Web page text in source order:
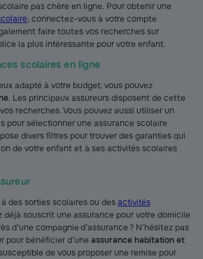
pas chère en ligne. Pour obtenir une
, connectez-vous à votre compte
faire toutes vos recherches sur
la plus intéressante pour votre enfant.
scolaires en ligne
adapté à votre budget, vous pouvez
. Les principaux assureurs disposent de cette
recherches. Vous pouvez aussi utiliser un
pour sélectionner une assurance scolaire
divers filtres pour trouver des garanties qui
de votre enfant et à ses activités scolaires
des sorties scolaires ou desactivités
déjà souscrit une assurance pour votre domicile
d’une compagnie d’assurance ? N’hésitez pas
pour bénéficier d’uneassurance habitation et
de vous proposer une remise pour